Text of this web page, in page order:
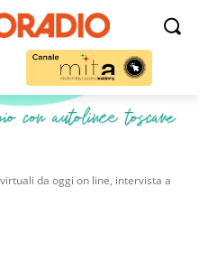
da oggi on line, intervista a